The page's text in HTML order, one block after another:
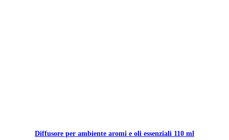
Diffusore per ambiente aromi e oli essenziali 110 ml